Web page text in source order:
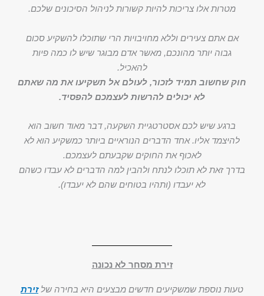
מטרות אלו צריכות להיות קשורות לניהול הסיכונים שלכם.
אם אתם צעירים וללא מחויבויות הרי שתוכלו להשקיע סכום
גבוה יותר מהונכם, מאשר אדם מבוגר שיש לו כמה פיות
להאכיל.
חוק שחשוב תמיד לזכור, לעולם אל תשקיעו את מה שאתם
לא יכולים להרשות לעצמכם להפסיד.
ברגע שיש לכם אסטרטגיית השקעה, דבר מאוד חשוב הוא
להיצמד אליו. אחד הדברים הנוראיים ביותר כמשקיע הוא לא
לאכוף את החוקים שקבעתם לעצמכם.
בדרך זאת לא תוכלו לנתח ולהבין למה הדברים לא עבדו כשהם
לא יעבדו (ותהיו בטוחים שהם לא יעבדו).
זירת מסחר לא נכונה
טעות נוספת שמשקיעים חדשים מבצעים היא בחירה שלזירת